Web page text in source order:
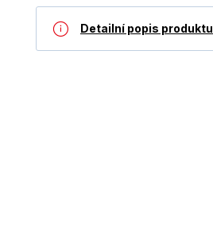
Detailní popis produktu